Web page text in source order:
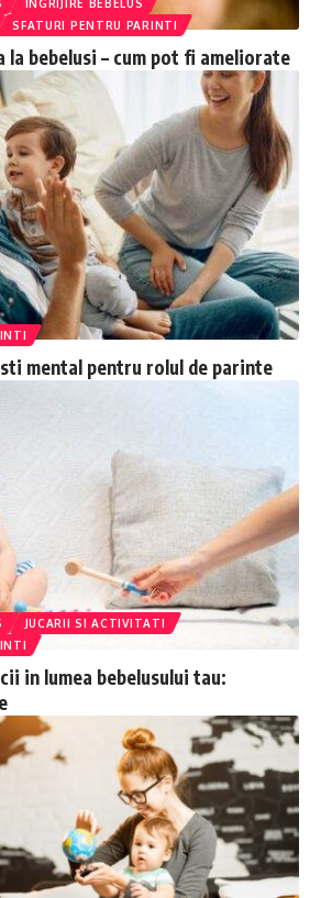
INGRIJIRE BEBELUS
SFATURI PENTRU PARINTI
la bebelusi – cum pot fi ameliorate
mental pentru rolul de parinte
JUCARII SI ACTIVITATI
in lumea bebelusului tau: